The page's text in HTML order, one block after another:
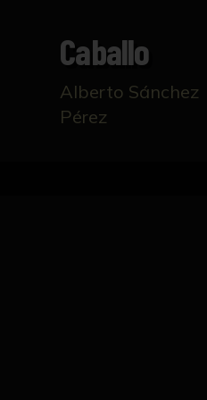
Caballo
Alberto Sánchez
Pérez